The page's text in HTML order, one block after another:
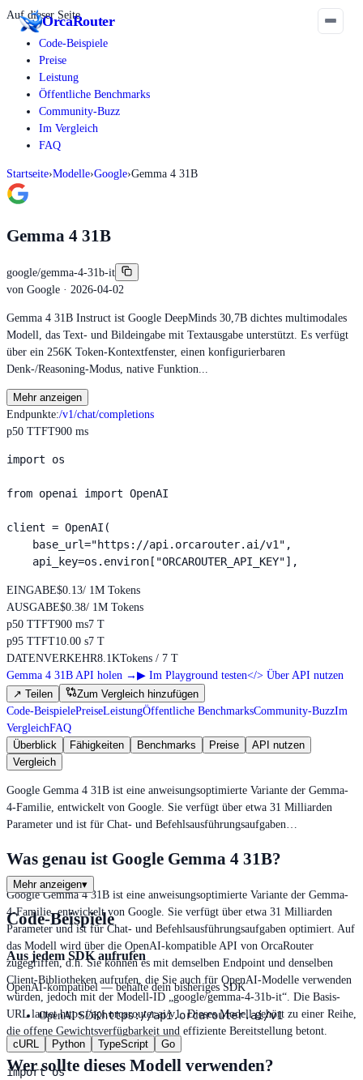
OrcaRouter
Auf dieser Seite
Code-Beispiele
Preise
Leistung
Öffentliche Benchmarks
Community-Buzz
Im Vergleich
FAQ
Startseite›Modelle›Google›Gemma 4 31B
Gemma 4 31B
google/gemma-4-31b-it
von Google · 2026-04-02
Gemma 4 31B Instruct ist Google DeepMinds 30,7B dichtes multimodales
Modell, das Text- und Bildeingabe mit Textausgabe unterstützt. Es verfügt
über ein 256K Token-Kontextfenster, einen konfigurierbaren
Denk-/Reasoning-Modus, native Funktion...
Mehr anzeigen
Endpunkte:/v1/chat/completions
p50 TTFT900 ms
import os
from openai import OpenAI
client = OpenAI(
    base_url="https://api.orcarouter.ai/v1",
    api_key=os.environ["ORCAROUTER_API_KEY"],
EINGABE$0.13/ 1M Tokens
AUSGABE$0.38/ 1M Tokens
p50 TTFT900 ms7 T
p95 TTFT10.00 s7 T
DATENVERKEHR8.1KTokens / 7 T
Gemma 4 31B API holen → ▶ Im Playground testen</> Über API nutzen
↗ Teilen
Zum Vergleich hinzufügen
Code-BeispielePreiseLeistungÖffentliche BenchmarksCommunity-BuzzIm
VergleichFAQ
Überblick
Fähigkeiten Benchmarks Preise
API nutzen
Vergleich
Google Gemma 4 31B ist eine anweisungsoptimierte Variante der Gemma-
4-Familie, entwickelt von Google. Sie verfügt über etwa 31 Milliarden
Parameter und ist für Chat- und Befehlsausführungsaufgaben…
Was genau ist Google Gemma 4 31B?
Google Gemma 4 31B ist eine anweisungsoptimierte Variante der Gemma-
4-Familie, entwickelt von Google. Sie verfügt über etwa 31 Milliarden
Parameter und ist für Chat- und Befehlsausführungsaufgaben optimiert. Auf
das Modell wird über die OpenAI-kompatible API von OrcaRouter
zugegriffen, d.h. Sie können es mit demselben Endpoint und denselben
Client-Bibliotheken aufrufen, die Sie auch für OpenAI-Modelle verwenden
würden, jedoch mit der Modell-ID „google/gemma-4-31b-it“. Die Basis-
URL lautet https://api.orcarouter.ai/v1. Dieses Modell gehört zu einer Reihe,
die offene Gewichtsverfügbarkeit und effiziente Bereitstellung betont.
Wer sollte dieses Modell verwenden?
Mehr anzeigen▾
Code-Beispiele
Aus jedem SDK aufrufen
OpenAI-kompatibel — behalte dein bisheriges SDK
OpenAI SDKhttps://api.orcarouter.ai/v1
cURL Python TypeScript Go
import os